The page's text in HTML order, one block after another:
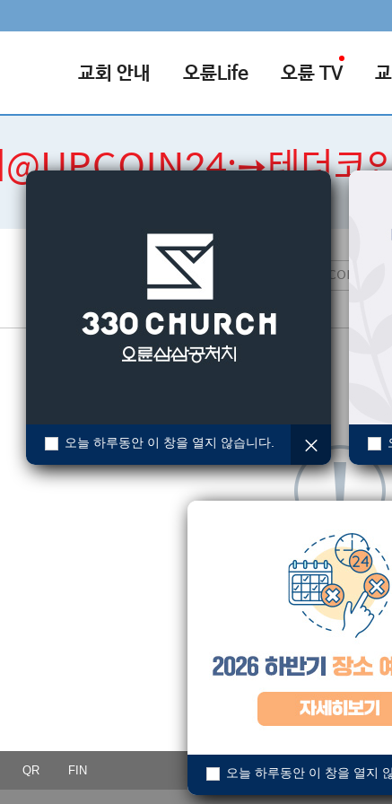
교회 안내 오륜Life 오륜 TV
@UPCOIN24:➙테더코
해당 검색어 검색 결과가
QR FIN
오늘 하루동안 이 창을 열지 않습니다.
오늘 하루동안 이 창을 열지